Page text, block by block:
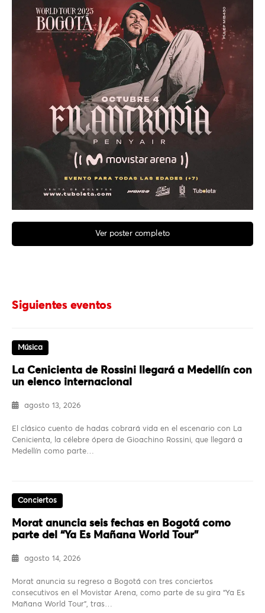
Ver poster completo
Siguientes eventos
Música
La Cenicienta de Rossini llegará a Medellín con
un elenco internacional
agosto 13, 2026
El clásico cuento de hadas cobrará vida en el escenario con La
Cenicienta, la célebre ópera de Gioachino Rossini, que llegará a
Medellín como parte…
Conciertos
Morat anuncia seis fechas en Bogotá como
parte del “Ya Es Mañana World Tour”
agosto 14, 2026
Morat anuncia su regreso a Bogotá con tres conciertos
consecutivos en el Movistar Arena, como parte de su gira “Ya Es
Mañana World Tour”, tras…